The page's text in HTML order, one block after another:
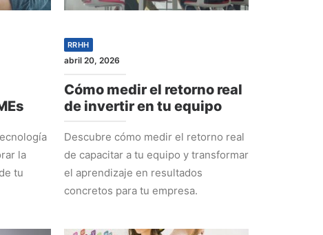
la
tu
RRHH
abril 20, 2026
Cómo medir el retorno real
de invertir en tu equipo
Descubre cómo medir el retorno real
de capacitar a tu equipo y transformar
el aprendizaje en resultados
concretos para tu empresa.